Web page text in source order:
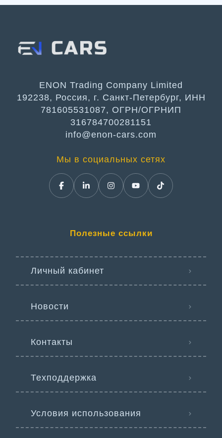
ENON Trading Company Limited
192238, Россия, г. Санкт-Петербург, ИНН
781605531087, ОГРН/ОГРНИП
316784700281151
info@enon-cars.com
Мы в социальных сетях
Полезные ссылки
Личный кабинет
Новости
Контакты
Техподдержка
Условия использования